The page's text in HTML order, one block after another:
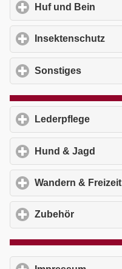
Huf und Bein
Insektenschutz
Sonstiges
Lederpflege
Hund & Jagd
Wandern & Freizeit
Zubehör